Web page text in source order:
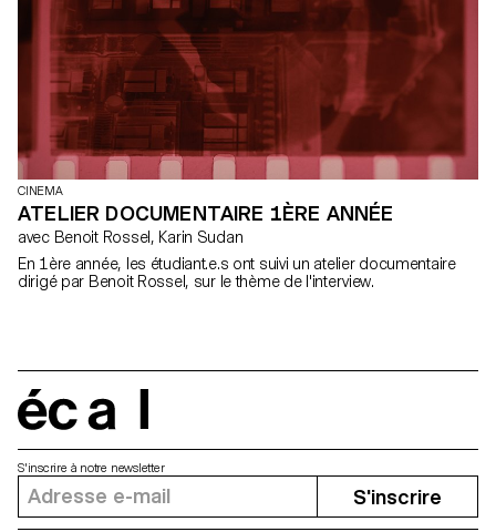
CINEMA
ATELIER DOCUMENTAIRE 1ÈRE ANNÉE
avec Benoit Rossel, Karin Sudan
En 1ère année, les étudiant.e.s ont suivi un atelier documentaire
dirigé par Benoit Rossel, sur le thème de l'interview.
S'inscrire à notre newsletter
S'inscrire